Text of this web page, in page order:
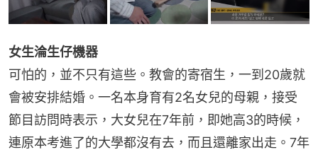
女生淪生仔機器
可怕的，並不只有這些。教會的寄宿生，一到20歲就
會被安排結婚。一名本身育有2名女兒的母親，接受
節目訪問時表示，大女兒在7年前，即她高3的時候，
連原本考進了的大學都沒有去，而且還離家出走。7年